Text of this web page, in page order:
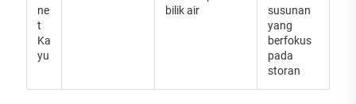
ne
t
Ka
yu
bilik air
susunan
yang
berfokus
pada
storan